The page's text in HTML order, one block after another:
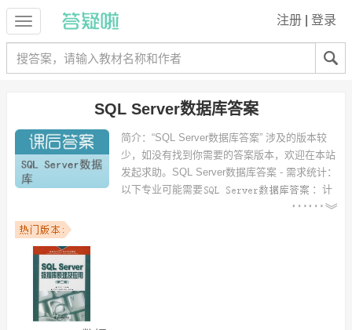
注册 登录
SQL Server数据库答案
简介： “SQL Server数据库答案” 涉及的版本较
少，如没有找到你需要的答案版本，欢迎在本站
发起求助。 SQL Server数据库答案 - 需求统计：
以下专业可能需要
：计
算机科学与技术、电子商务、电气工程及其自动化、通信工程、计算机
软件与科学、计算机网络技术、电子信息工程、智能交通控制、机械设
计制造及其自动化、计算机科学与技术（网络工程） 等专业。
以下学校的同学下载过
学校、黔南民族师范学院、海南中学、湖南交通职业技术学院、万里学
院、浙江工业大学、河北工业大学城市学院、新疆交通职业技术学院、
河南工程学院、广西大学 等。